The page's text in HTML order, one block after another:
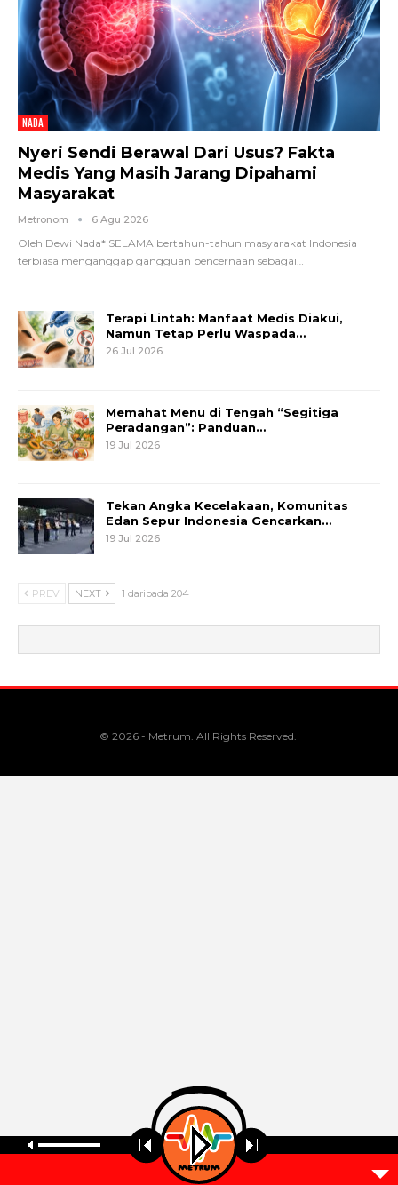
NADA
Nyeri Sendi Berawal Dari Usus? Fakta
Medis Yang Masih Jarang Dipahami
Masyarakat
Metronom 6 Agu 2026
Oleh Dewi Nada* SELAMA bertahun-tahun masyarakat Indonesia
terbiasa menganggap gangguan pencernaan sebagai…
Terapi Lintah: Manfaat Medis Diakui,
Namun Tetap Perlu Waspada…
26 Jul 2026
Memahat Menu di Tengah “Segitiga
Peradangan”: Panduan…
19 Jul 2026
Tekan Angka Kecelakaan, Komunitas
Edan Sepur Indonesia Gencarkan…
19 Jul 2026
PREV NEXT 1 daripada 204
© 2026 - Metrum. All Rights Reserved.